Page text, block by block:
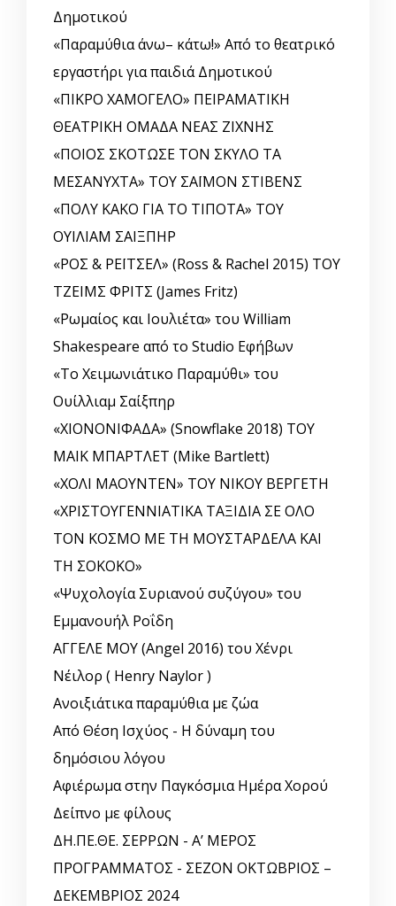
Δημοτικού
«Παραμύθια άνω– κάτω!» Από το θεατρικό
εργαστήρι για παιδιά Δημοτικού
«ΠΙΚΡΟ ΧΑΜΟΓΕΛΟ» ΠΕΙΡΑΜΑΤΙΚΗ
ΘΕΑΤΡΙΚΗ ΟΜΑΔΑ ΝΕΑΣ ΖΙΧΝΗΣ
«ΠΟΙΟΣ ΣΚΟΤΩΣΕ ΤΟΝ ΣΚΥΛΟ ΤΑ
ΜΕΣΑΝΥΧΤΑ» ΤΟΥ ΣΑΪΜΟΝ ΣΤΙΒΕΝΣ
«ΠΟΛΥ ΚΑΚΟ ΓΙΑ ΤΟ ΤΙΠΟΤΑ» ΤΟΥ
ΟΥΙΛΙΑΜ ΣΑΙΞΠΗΡ
«ΡΟΣ & ΡΕΪΤΣΕΛ» (Ross & Rachel 2015) ΤΟΥ
ΤΖΕΙΜΣ ΦΡΙΤΣ (James Fritz)
«Ρωμαίος και Ιουλιέτα» του William
Shakespeare από το Studio Εφήβων
«Το Χειμωνιάτικο Παραμύθι» του
Ουίλλιαμ Σαίξπηρ
«ΧΙΟΝΟΝΙΦΑΔΑ» (Snowflake 2018) ΤΟΥ
ΜΑΙΚ ΜΠΑΡΤΛΕΤ (Mike Bartlett)
«ΧΟΛΙ ΜΑΟΥΝΤΕΝ» ΤΟΥ ΝΙΚΟΥ ΒΕΡΓΕΤΗ
«ΧΡΙΣΤΟΥΓΕΝΝΙΑΤΙΚΑ ΤΑΞΙΔΙΑ ΣΕ ΟΛΟ
ΤΟΝ ΚΟΣΜΟ ΜΕ ΤΗ ΜΟΥΣΤΑΡΔΕΛΑ ΚΑΙ
ΤΗ ΣΟΚΟΚΟ»
«Ψυχολογία Συριανού συζύγου» του
Εμμανουήλ Ροΐδη
ΑΓΓΕΛΕ ΜΟΥ (Angel 2016) του Χένρι
Νέιλορ ( Henry Naylor )
Ανοιξιάτικα παραμύθια με ζώα
Από Θέση Ισχύος - Η δύναμη του
δημόσιου λόγου
Αφιέρωμα στην Παγκόσμια Ημέρα Χορού
Δείπνο με φίλους
ΔΗ.ΠΕ.ΘΕ. ΣΕΡΡΩΝ - Α’ ΜΕΡΟΣ
ΠΡΟΓΡΑΜΜΑΤΟΣ - ΣΕΖΟΝ ΟΚΤΩΒΡΙΟΣ –
ΔΕΚΕΜΒΡΙΟΣ 2024